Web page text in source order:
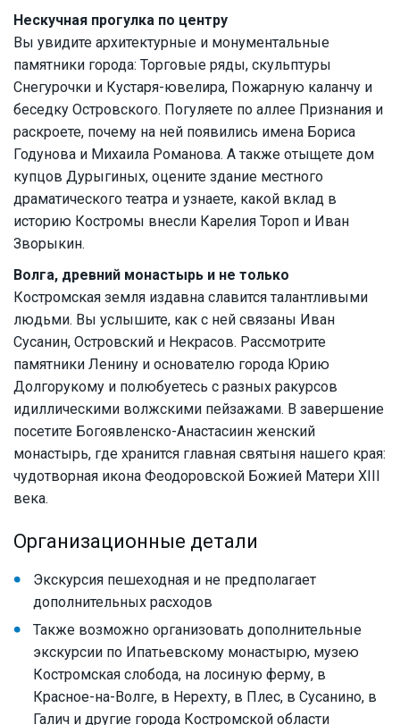
Нескучная прогулка по центру
Вы увидите архитектурные и монументальные
памятники города: Торговые ряды, скульптуры
Снегурочки и Кустаря-ювелира, Пожарную каланчу и
беседку Островского. Погуляете по аллее Признания и
раскроете, почему на ней появились имена Бориса
Годунова и Михаила Романова. А также отыщете дом
купцов Дурыгиных, оцените здание местного
драматического театра и узнаете, какой вклад в
историю Костромы внесли Карелия Тороп и Иван
Зворыкин.
Волга, древний монастырь и не только
Костромская земля издавна славится талантливыми
людьми. Вы услышите, как с ней связаны Иван
Сусанин, Островский и Некрасов. Рассмотрите
памятники Ленину и основателю города Юрию
Долгорукому и полюбуетесь с разных ракурсов
идиллическими волжскими пейзажами. В завершение
посетите Богоявленско-Анастасиин женский
монастырь, где хранится главная святыня нашего края:
чудотворная икона Феодоровской Божией Матери XIII
века.
Организационные детали
Экскурсия пешеходная и не предполагает
дополнительных расходов
Также возможно организовать дополнительные
экскурсии по Ипатьевскому монастырю, музею
Костромская слобода, на лосиную ферму, в
Красное-на-Волге, в Нерехту, в Плес, в Сусанино, в
Галич и другие города Костромской области